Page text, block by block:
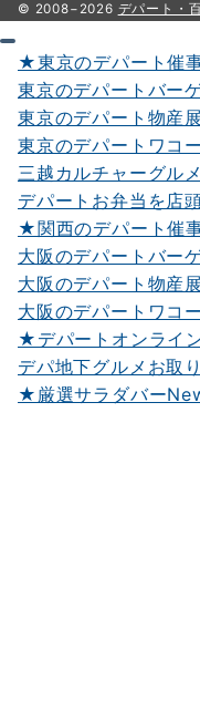
© 2008−2026 デパート・
★東京のデパート催
東京のデパートバー
東京のデパート物産
東京のデパートワコ
三越カルチャーグル
デパートお弁当を店
★関西のデパート催
大阪のデパートバー
大阪のデパート物産
大阪のデパートワコ
★デパートオンライ
デパ地下グルメお取
★厳選サラダバー